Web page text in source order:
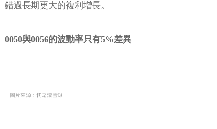
錯過長期更大的複利增長。
0050與0056的波動率只有5%差異
圖片來源：切老滾雪球